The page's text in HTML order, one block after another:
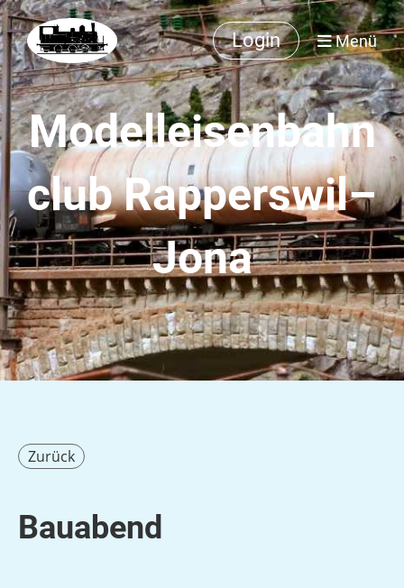
Login Menü
Modelleisenbahn
club Rapperswil–
Jona
Zurück
Bauabend